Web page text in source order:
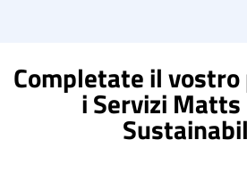
Completate il
i Servizi